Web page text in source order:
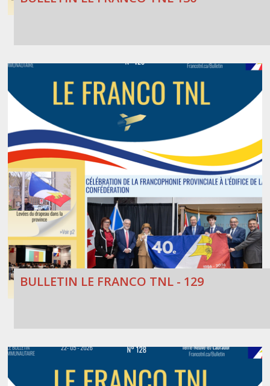
BULLETIN LE FRANCO TNL - 129